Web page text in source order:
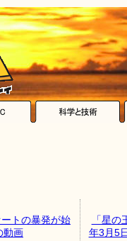
トの暴発が始
動画
「星
年3月5